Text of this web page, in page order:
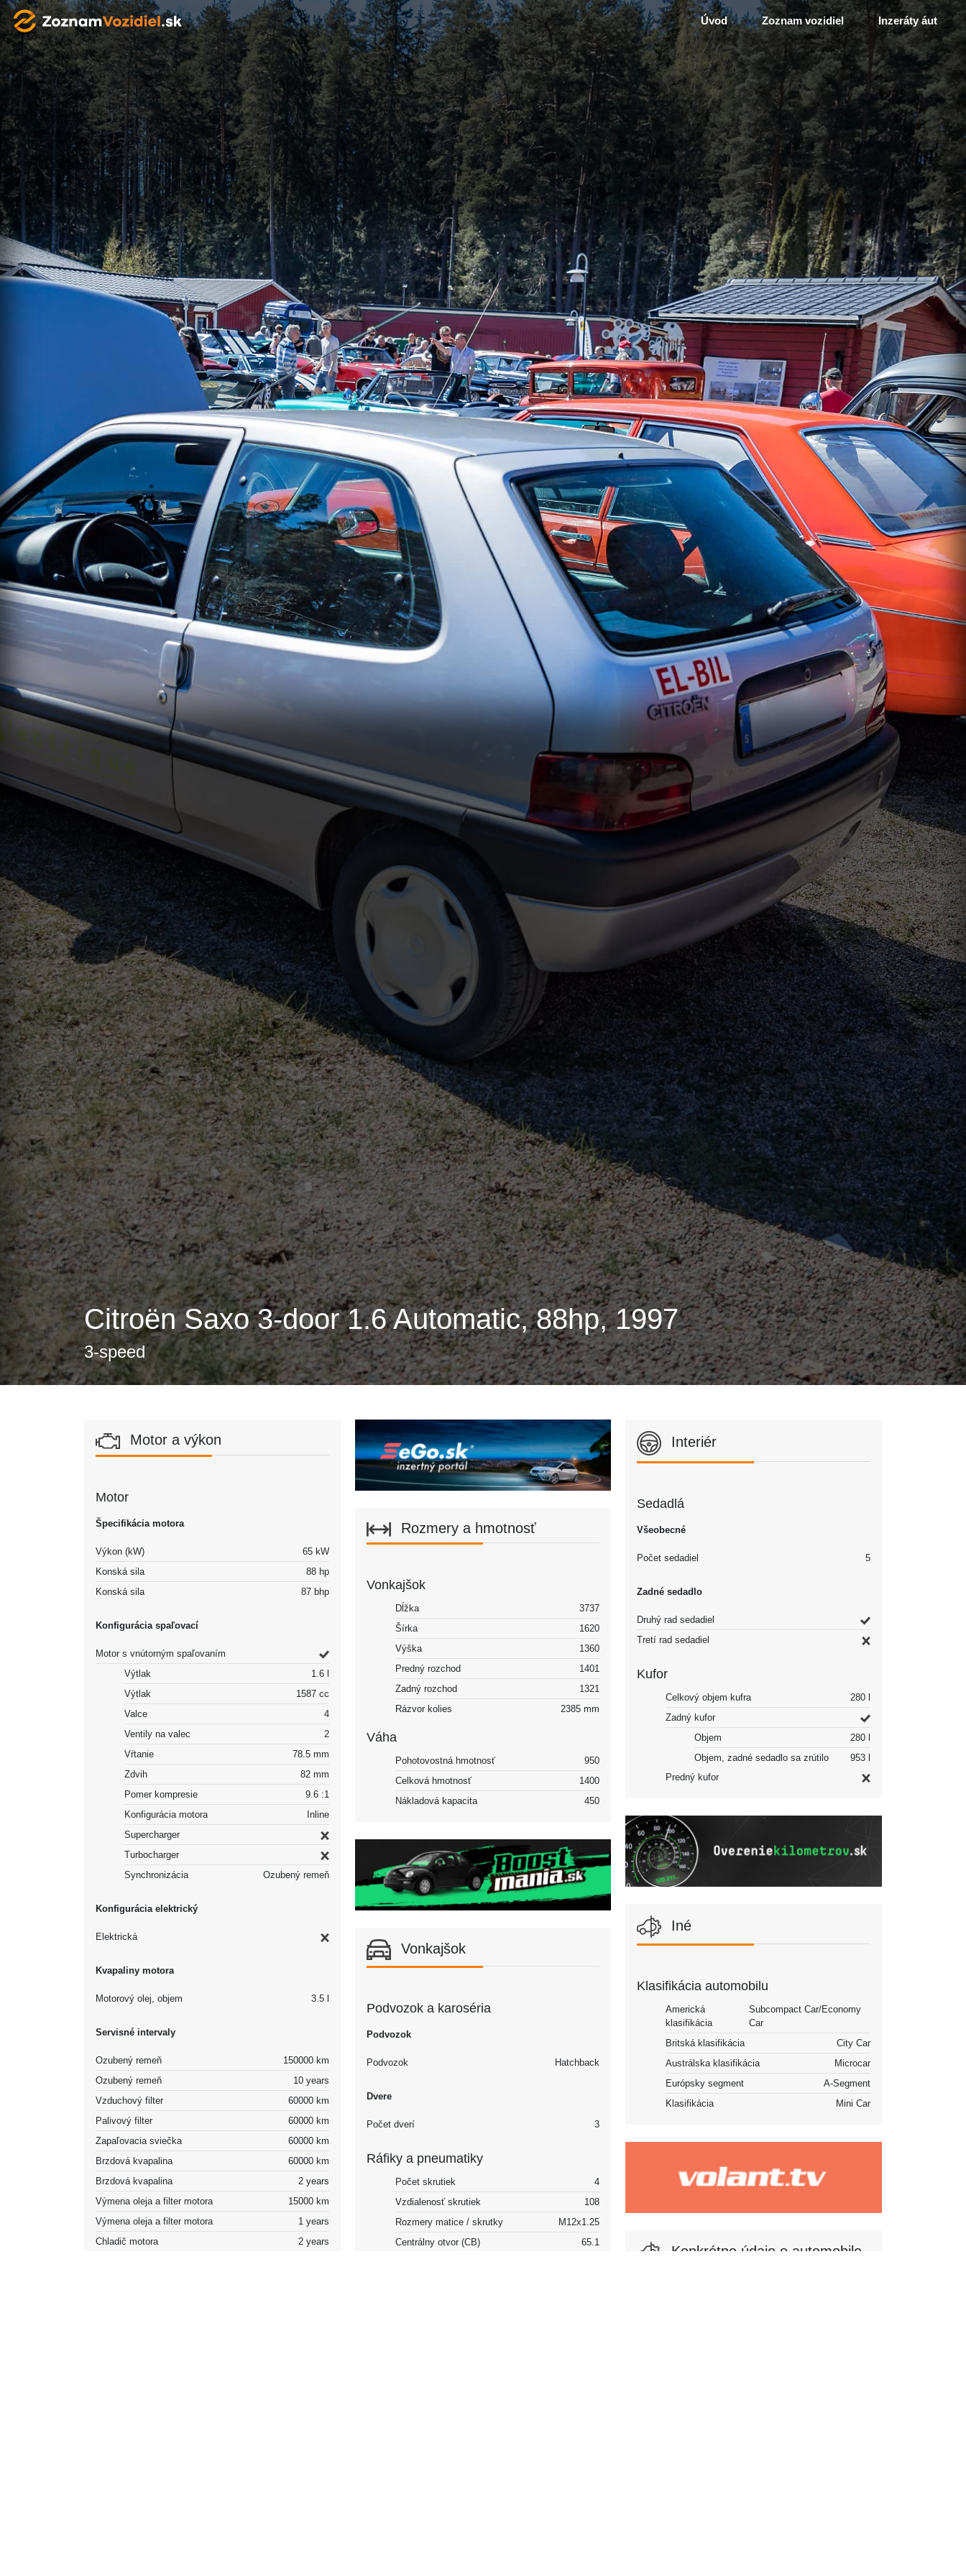
Úvod Zoznam vozidiel Inzeráty áut
Citroën Saxo 3-door 1.6 Automatic, 88hp, 1997
3-speed
Motor a výkon
Motor
Špecifikácia motora
Výkon (kW)
65 kW
Konská sila
88 hp
Konská sila
87 bhp
Konfigurácia spaľovací
Motor s vnútorným spaľovaním
Výtlak
1.6 l
Výtlak
1587 cc
Valce
4
Ventily na valec
2
Vŕtanie
78.5 mm
Zdvih
82 mm
Pomer kompresie
9.6 :1
Konfigurácia motora
Inline
Supercharger
Turbocharger
Synchronizácia
Ozubený remeň
Konfigurácia elektrický
Elektrická
Kvapaliny motora
Motorový olej, objem 3.5 l
Servisné intervaly
Ozubený remeň
150000 km
Ozubený remeň
10 years
Vzduchový filter
60000 km
Palivový filter
60000 km
Zapaľovacia sviečka
60000 km
Brzdová kvapalina
60000 km
Brzdová kvapalina
2 years
Výmena oleja a filter motora
15000 km
Výmena oleja a filter motora
1 years
Chladič motora
2 years
Rozmery a hmotnosť
Vonkajšok
Dĺžka
3737
Šírka
1620
Výška
1360
Predný rozchod
1401
Zadný rozchod
1321
Rázvor kolies
2385 mm
Váha
Pohotovostná hmotnosť
950
Celková hmotnosť
1400
Nákladová kapacita
450
Vonkajšok
Podvozok a karoséria
Podvozok
Podvozok Hatchback
Dvere
Počet dverí 3
Ráfiky a pneumatiky
Počet skrutiek
4
Vzdialenosť skrutiek
108
Rozmery matice / skrutky
M12x1.25
Centrálny otvor (CB)
65.1
Interiér
Sedadlá
Všeobecné
Počet sedadiel 5
Zadné sedadlo
Druhý rad sedadiel
Tretí rad sedadiel
Kufor
Celkový objem kufra
280 l
Zadný kufor
Objem
280 l
Objem, zadné sedadlo sa zrútilo
953 l
Predný kufor
Iné
Klasifikácia automobilu
Americká
klasifikácia
Subcompact Car/Economy
Car
Britská klasifikácia
City Car
Austrálska klasifikácia
Microcar
Európsky segment
A-Segment
Klasifikácia
Mini Car
Konkrétne údaje o automobile